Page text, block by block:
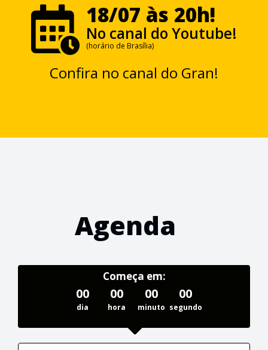
18/07 às 20h!
No canal do Youtube!
(horário de Brasília)
Confira no canal do Gran!
Agenda
Começa em:
00
dia
00
hora
00
minuto
00
segundo